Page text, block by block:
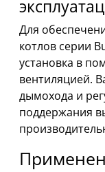
Для
котлов серии
установка в
вентиляцией.
дымохода и
поддержания